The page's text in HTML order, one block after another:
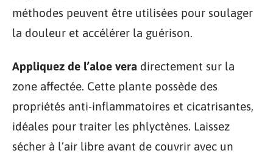
méthodes peuvent être utilisées pour soulager
la douleur et accélérer la guérison.
Appliquez de l’aloe vera directement sur la
zone affectée. Cette plante possède des
propriétés anti-inflammatoires et cicatrisantes,
idéales pour traiter les phlyctènes. Laissez
sécher à l’air libre avant de couvrir avec un